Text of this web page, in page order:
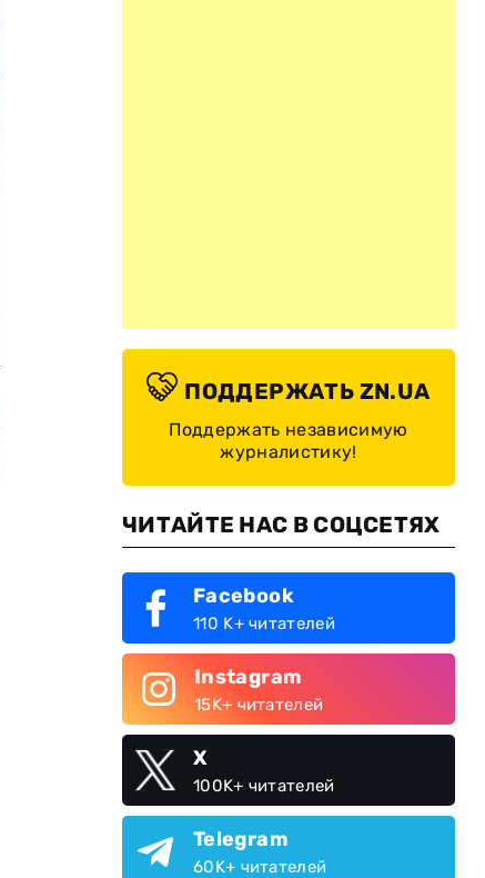
© Atlas Weekend
ПОДДЕРЖАТЬ ZN.UA
Поддержать независимую
журналистику!
ЧИТАЙТЕ НАС В СОЦСЕТЯХ
Facebook
110 K+ читателей
Instagram
15K+ читателей
X
100K+ читателей
Telegram
60K+ читателей